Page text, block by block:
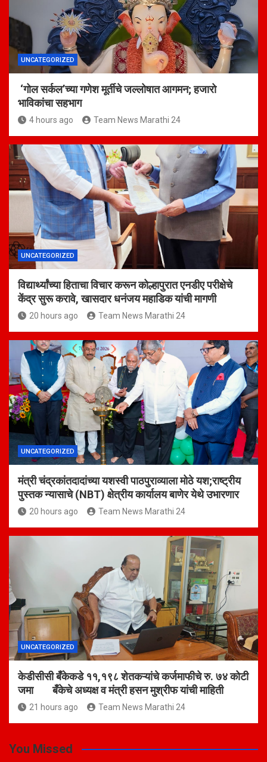
UNCATEGORIZED
‘गोल सर्कल’च्या गणेश मूर्तीचे जल्लोषात आगमन; हजारो
भाविकांचा सहभाग
4 hours ago Team News Marathi 24
UNCATEGORIZED
विद्यार्थ्यांच्या हिताचा विचार करून कोल्हापुरात एनडीए परीक्षेचे
केंद्र सुरू करावे, खासदार धनंजय महाडिक यांची मागणी
20 hours ago Team News Marathi 24
UNCATEGORIZED
मंत्री चंद्रकांतदादांच्या यशस्वी पाठपुराव्याला मोठे यश;राष्ट्रीय
पुस्तक न्यासाचे (NBT) क्षेत्रीय कार्यालय बाणेर येथे उभारणार
20 hours ago Team News Marathi 24
UNCATEGORIZED
केडीसीसी बँकेकडे ११,१९८ शेतकऱ्यांचे कर्जमाफीचे रु. ७४ कोटी
जमा बँकेचे अध्यक्ष व मंत्री हसन मुश्रीफ यांची माहिती
21 hours ago Team News Marathi 24
You Missed